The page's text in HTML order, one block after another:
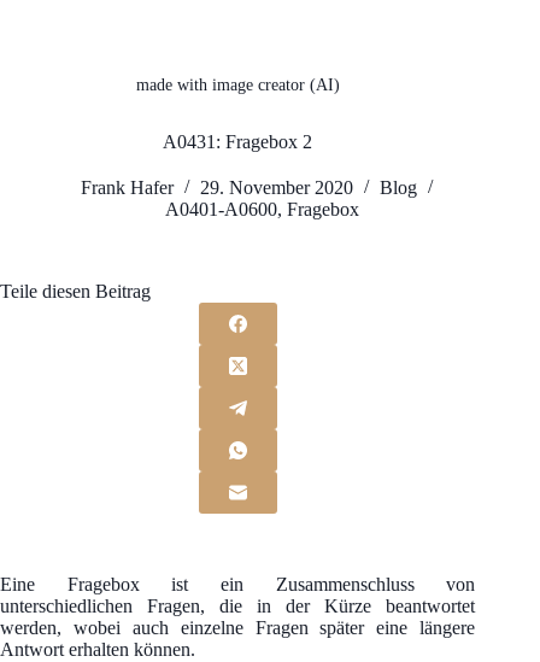
made with image creator (AI)
A0431: Fragebox 2
Frank Hafer 29. November 2020
Blog
A0401-A0600, Fragebox
Teile diesen Beitrag
Eine Fragebox ist ein Zusammenschluss von
unterschiedlichen Fragen, die in der Kürze beantwortet
werden, wobei auch einzelne Fragen später eine längere
Antwort erhalten können.